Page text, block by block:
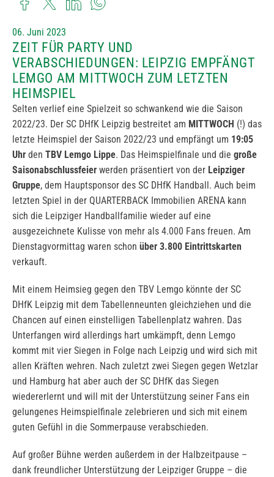
06. Juni 2023
ZEIT FÜR PARTY UND
VERABSCHIEDUNGEN: LEIPZIG EMPFÄNGT
LEMGO AM MITTWOCH ZUM LETZTEN
HEIMSPIEL
Selten verlief eine Spielzeit so schwankend wie die Saison
2022/23. Der SC DHfK Leipzig bestreitet am MITTWOCH (!) das
letzte Heimspiel der Saison 2022/23 und empfängt um 19:05
Uhr den TBV Lemgo Lippe. Das Heimspielfinale und die große
Saisonabschlussfeier werden präsentiert von der Leipziger
Gruppe, dem Hauptsponsor des SC DHfK Handball. Auch beim
letzten Spiel in der QUARTERBACK Immobilien ARENA kann
sich die Leipziger Handballfamilie wieder auf eine
ausgezeichnete Kulisse von mehr als 4.000 Fans freuen. Am
Dienstagvormittag waren schon über 3.800 Eintrittskarten
verkauft.
Mit einem Heimsieg gegen den TBV Lemgo könnte der SC
DHfK Leipzig mit dem Tabellenneunten gleichziehen und die
Chancen auf einen einstelligen Tabellenplatz wahren. Das
Unterfangen wird allerdings hart umkämpft, denn Lemgo
kommt mit vier Siegen in Folge nach Leipzig und wird sich mit
allen Kräften wehren. Nach zuletzt zwei Siegen gegen Wetzlar
und Hamburg hat aber auch der SC DHfK das Siegen
wiedererlernt und will mit der Unterstützung seiner Fans ein
gelungenes Heimspielfinale zelebrieren und sich mit einem
guten Gefühl in die Sommerpause verabschieden.
Auf großer Bühne werden außerdem in der Halbzeitpause –
dank freundlicher Unterstützung der Leipziger Gruppe – die